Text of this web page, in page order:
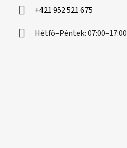
+421 952 521 675
Hétfő–Péntek: 07:00–17:00